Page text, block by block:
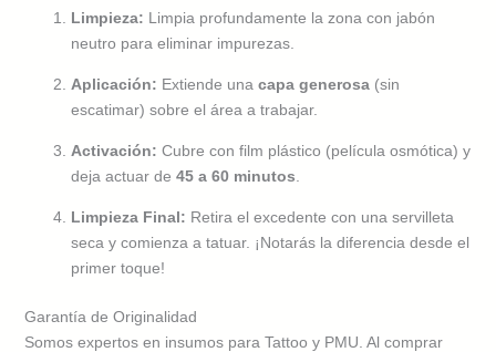
Limpieza: Limpia profundamente la zona con jabón
neutro para eliminar impurezas.
Aplicación: Extiende una capa generosa(sin
escatimar) sobre el área a trabajar.
Activación: Cubre con film plástico (película osmótica) y
deja actuar de 45 a 60 minutos
Limpieza Final: Retira el excedente con una servilleta
seca y comienza a tatuar. ¡Notarás la diferencia desde el
primer toque!
Garantía de Originalidad
Somos expertos en insumos para Tattoo y PMU. Al comprar